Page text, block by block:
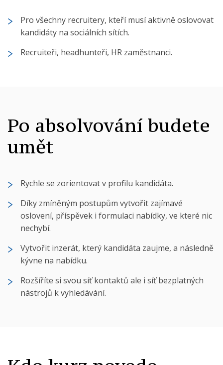
Pro všechny recruitery, kteří musí aktivně oslovovat
kandidáty na sociálních sítích.
Recruiteři, headhunteři, HR zaměstnanci.
Po absolvování budete
umět
Rychle se zorientovat v profilu kandidáta.
Díky zmíněným postupům vytvořit zajímavé
oslovení, příspěvek i formulaci nabídky, ve které nic
nechybí.
Vytvořit inzerát, který kandidáta zaujme, a následně
kývne na nabídku.
Rozšíříte si svou síť kontaktů ale i síť bezplatných
nástrojů k vyhledávání.